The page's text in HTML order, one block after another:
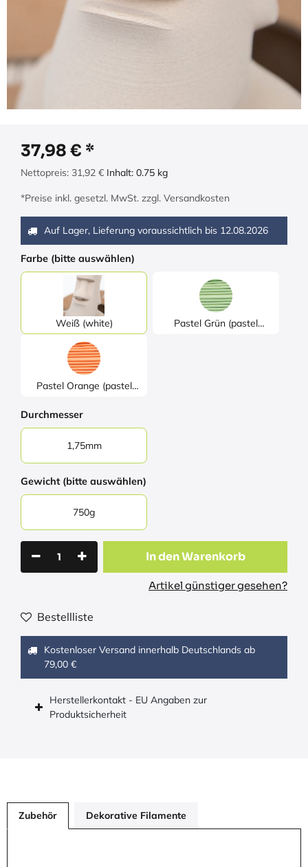
37,98 €
Nettopreis: 31,92 € Inhalt: 0.75 kg
*Preise inkl. gesetzl. MwSt. zzgl. Versandkosten
Auf Lager, Lieferung voraussichtlich bis 12.08.2026
Farbe (bitte auswählen)
Weiß (white)
Pastel Grün (pastel
Pastel Orange (pastel
Durchmesser
1,75mm
Gewicht (bitte auswählen)
750g
In den Warenkorb
Artikel günstiger gesehen?
Bestellliste
Kostenloser Versand innerhalb Deutschlands ab
79,00 €
Herstellerkontakt - EU Angaben zur
Produktsicherheit
Zubehör Dekorative Filamente